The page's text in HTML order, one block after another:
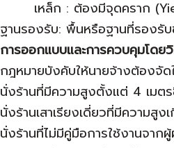
เหล็ก : ต้องมีจุดคราก
ฐานรองรับ: พื้นหรือฐานที่รองรั
การออกแบบและการควบคุมโดย
กฎหมายบังคับให้นายจ้างต้องจั
นั่งร้านที่มีความสูงตั้งแต่ 4 เมตร
นั่งร้านเสาเรียงเดี่ยวที่มีความสูง
นั่งร้านที่ไม่มีคู่มือการใช้งานจา